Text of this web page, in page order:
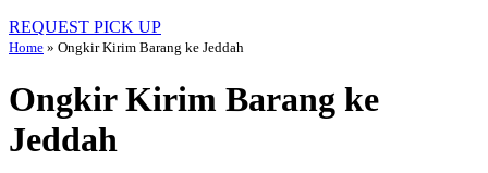
REQUEST PICK UP
Home » Ongkir Kirim Barang ke Jeddah
Ongkir Kirim Barang ke
Jeddah